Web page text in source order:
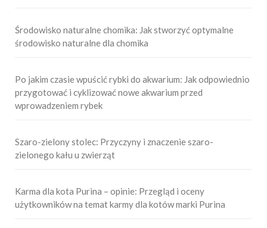
Środowisko naturalne chomika: Jak stworzyć optymalne
środowisko naturalne dla chomika
Po jakim czasie wpuścić rybki do akwarium: Jak odpowiednio
przygotować i cyklizować nowe akwarium przed
wprowadzeniem rybek
Szaro-zielony stolec: Przyczyny i znaczenie szaro-
zielonego kału u zwierząt
Karma dla kota Purina – opinie: Przegląd i oceny
użytkowników na temat karmy dla kotów marki Purina